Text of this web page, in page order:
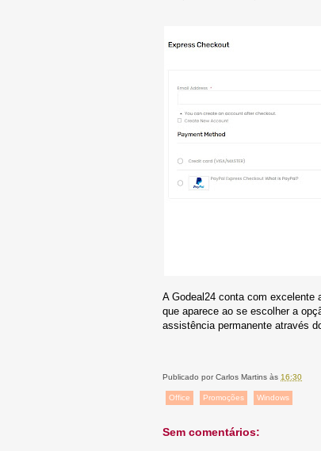
A Godeal24 conta com excelente
que aparece ao se escolher a
assistência permanente através
Publicado porCarlos Martins às 16:30
Office Promoções Windows
Sem comentários: